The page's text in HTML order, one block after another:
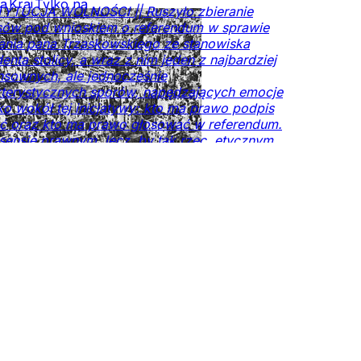
KrajTylko na
WOLNOŚCI || Ruszyło zbieranie
pod wnioskiem o referendum w sprawie
pana Trzaskowskiego ze stanowiska
stolicy, a wraz z nim jeden z najbardziej
ale jednocześnie
sporów, napędzających emocje
wokół tej inicjatywy: kto ma prawo podpis
oraz kto ma prawo głosować w referendum.
prawnym, lecz, by tak rzec, etycznym.